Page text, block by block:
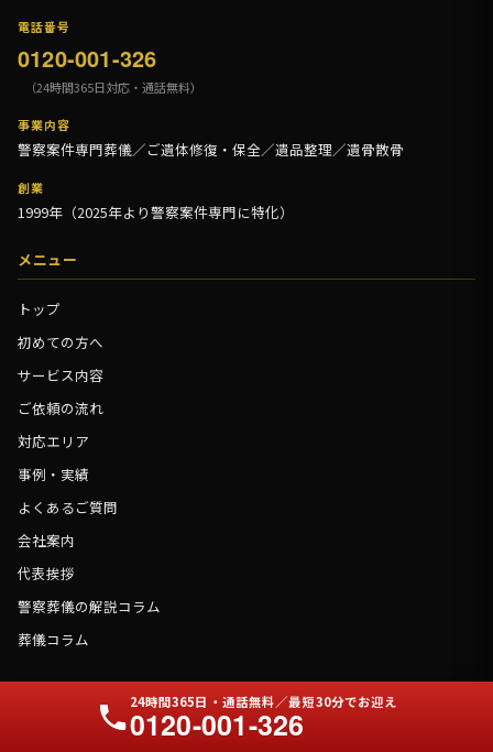
電話番号
0120-001-326
（24時間365日対応・通話無料）
事業内容
警察案件専門葬儀／ご遺体修復・保全／遺品整理／遺骨散骨
創業
1999年（2025年より警察案件専門に特化）
メニュー
トップ
初めての方へ
サービス内容
ご依頼の流れ
対応エリア
事例・実績
よくあるご質問
会社案内
代表挨拶
警察葬儀の解説コラム
葬儀コラム
24時間365日・通話無料／最短30分でお迎え
0120-001-326